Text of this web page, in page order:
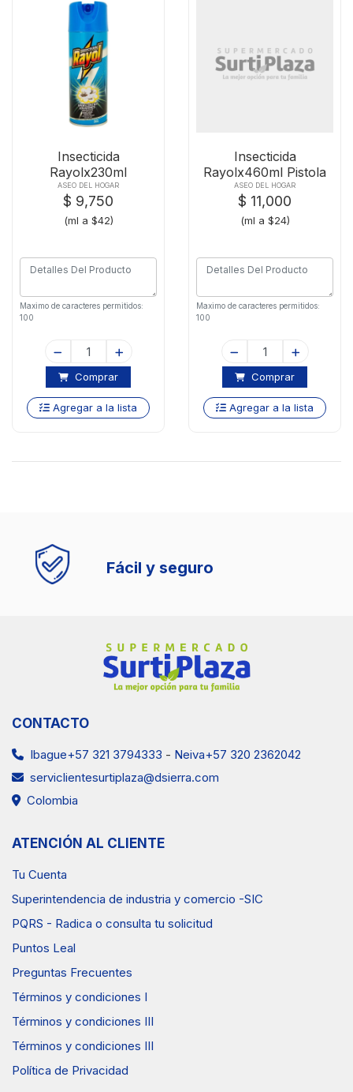
Insecticida
Rayolx230ml
Voladores Spray
ASEO DEL HOGAR
$ 9,750
(ml a $42)
Maximo de caracteres permitidos:
100
Comprar
Agregar a la lista
Insecticida
Rayolx460ml Pistola
Liq Vol-rast
ASEO DEL HOGAR
$ 11,000
(ml a $24)
Maximo de caracteres permitidos:
100
Comprar
Agregar a la lista
Fácil y seguro
CONTACTO
Ibague+57 321 3794333 - Neiva+57 320 2362042
serviclientesurtiplaza@dsierra.com
Colombia
ATENCIÓN AL CLIENTE
Tu Cuenta
Superintendencia de industria y comercio -SIC
PQRS - Radica o consulta tu solicitud
Puntos Leal
Preguntas Frecuentes
Términos y condiciones I
Términos y condiciones III
Términos y condiciones III
Política de Privacidad